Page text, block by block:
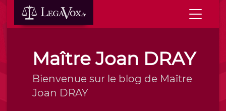
Maître Joan DRAY
Bienvenue sur le blog de Maître
Joan DRAY